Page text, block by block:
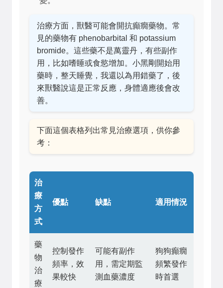
治療方面，獸醫可能會開抗癲癇藥物。常
見的藥物有 phenobarbital 和 potassium
bromide。這些藥不是萬靈丹，有些副作
用，比如嗜睡或食慾增加。小黑剛開始用
藥時，整天睡覺，我還以為用錯藥了，後
來獸醫說這是正常反應，身體適應後會改
善。
下面這個表格列出常見治療選項，供你參
考：
治
療
方
式
優點 缺點 適用情況
藥
物
治
療
控制發作
頻率，效
果較快
可能有副作
用，需定期監
測血藥濃度
狗狗癲癇
頻繁發作
時首選